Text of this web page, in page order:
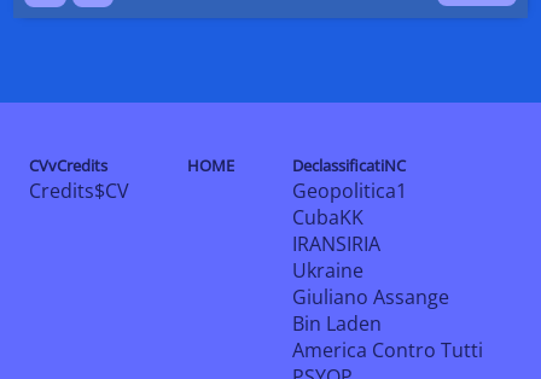
CVvCredits
Credits$CV
HOME DeclassificatiNC
Geopolitica1
CubaKK
IRANSIRIA
Ukraine
Giuliano Assange
Bin Laden
America Contro Tutti